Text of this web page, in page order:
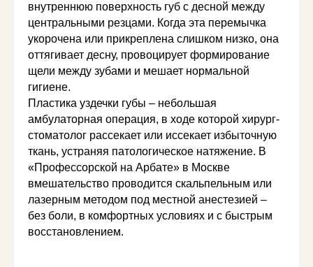
внутреннюю поверхность губ с десной между
центральными резцами. Когда эта перемычка
укорочена или прикреплена слишком низко, она
оттягивает десну, провоцирует формирование
щели между зубами и мешает нормальной
гигиене.
Пластика уздечки губы – небольшая
амбулаторная операция, в ходе которой хирург-
стоматолог рассекает или иссекает избыточную
ткань, устраняя патологическое натяжение. В
«Профессорской на Арбате» в Москве
вмешательство проводится скальпельным или
лазерным методом под местной анестезией –
без боли, в комфортных условиях и с быстрым
восстановлением.